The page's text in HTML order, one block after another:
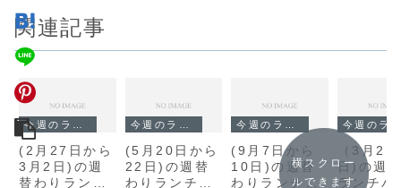
関連記事
(2月27日から
3月2日)の週
替わりランチ
(5月20日から
22日)の週替
わりランチパ
(9月7日から
10日)の週替
わりランチパ
（3月21
日)の週
ランチパ
横スクロー
ルできます